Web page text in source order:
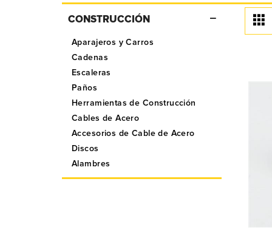
CONSTRUCCIÓN
Aparajeros y Carros
Cadenas
Escaleras
Paños
Herramientas de Construcción
Cables de Acero
Accesorios de Cable de Acero
Discos
Alambres